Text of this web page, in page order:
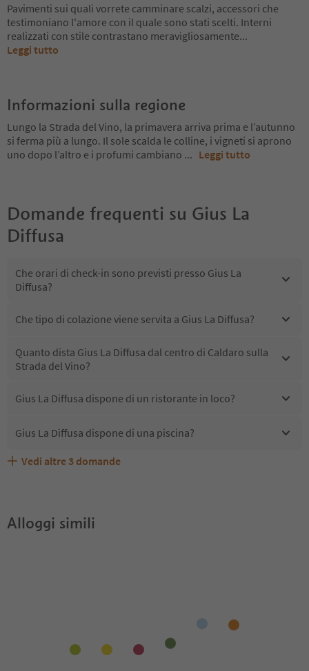
Pavimenti sui quali vorrete camminare scalzi, accessori che
testimoniano l'amore con il quale sono stati scelti. Interni
realizzati con stile contrastano meravigliosamente...
Leggi tutto
Informazioni sulla regione
Lungo la Strada del Vino, la primavera arriva prima e l’autunno
si ferma più a lungo. Il sole scalda le colline, i vigneti si aprono
uno dopo l’altro e i profumi cambiano ... Leggi tutto
Domande frequenti su Gius La
Diffusa
Che orari di check-in sono previsti presso Gius La
Diffusa?
Che tipo di colazione viene servita a Gius La Diffusa?
Quanto dista Gius La Diffusa dal centro di Caldaro sulla
Strada del Vino?
Gius La Diffusa dispone di un ristorante in loco?
Gius La Diffusa dispone di una piscina?
Gius La Diffusa accetta animali domestici?
Quali servizi/attività sono disponibili presso Gius La
Gli ospiti di Gius La Diffusa ricevono l'Alto Adige Guest
Vedi altre 3 domande
Alloggi simili